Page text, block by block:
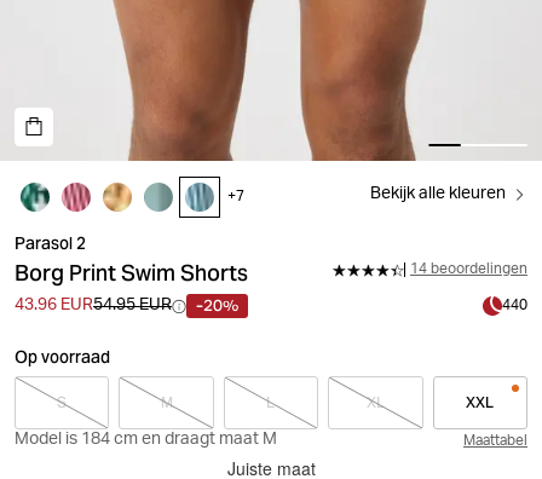
Parasol 2
Bekijk alle kleuren
+7
Borg Print Swim Shorts 14 beoordelingen
43.96 EUR54.95 EUR -20% 440
Op voorraad
S M L XL XXL
Model is 184 cm en draagt maat M Maattabel
Juiste maat